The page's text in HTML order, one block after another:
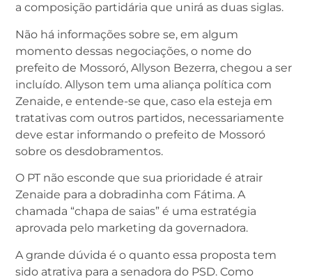
a composição partidária que unirá as duas siglas.
Não há informações sobre se, em algum
momento dessas negociações, o nome do
prefeito de Mossoró, Allyson Bezerra, chegou a ser
incluído. Allyson tem uma aliança política com
Zenaide, e entende-se que, caso ela esteja em
tratativas com outros partidos, necessariamente
deve estar informando o prefeito de Mossoró
sobre os desdobramentos.
O PT não esconde que sua prioridade é atrair
Zenaide para a dobradinha com Fátima. A
chamada “chapa de saias” é uma estratégia
aprovada pelo marketing da governadora.
A grande dúvida é o quanto essa proposta tem
sido atrativa para a senadora do PSD. Como